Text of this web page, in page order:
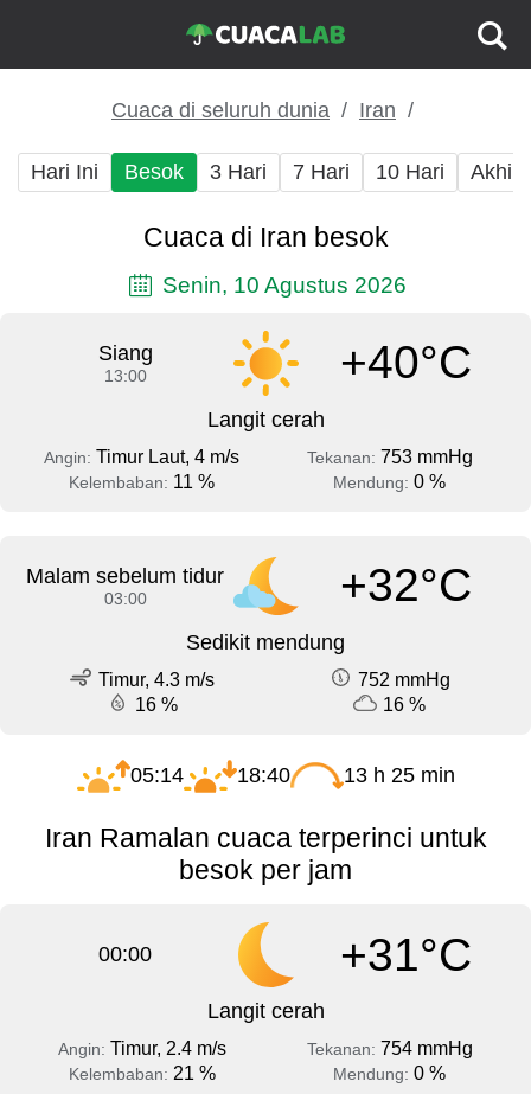
Cuaca di seluruh dunia Iran
Hari Ini Besok 3 Hari 7 Hari 10 Hari Akhir
Cuaca di Iran besok
Senin, 10 Agustus 2026
Siang
13:00 +40°C
Langit cerah
Angin: Timur Laut, 4 m/s Tekanan: 753 mmHg
Kelembaban: 11 % Mendung: 0 %
Malam sebelum tidur
03:00 +32°C
Sedikit mendung
Timur, 4.3 m/s
752 mmHg
16 %
16 %
05:14 18:40 13 h 25 min
Iran Ramalan cuaca terperinci untuk
besok per jam
00:00 +31°C
Langit cerah
Angin: Timur, 2.4 m/s Tekanan: 754 mmHg
Kelembaban: 21 % Mendung: 0 %